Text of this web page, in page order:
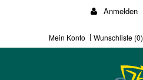
Anmelden
Mein Konto Wunschliste (0)